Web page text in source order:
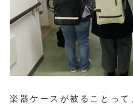
楽器ケースが被ることっ